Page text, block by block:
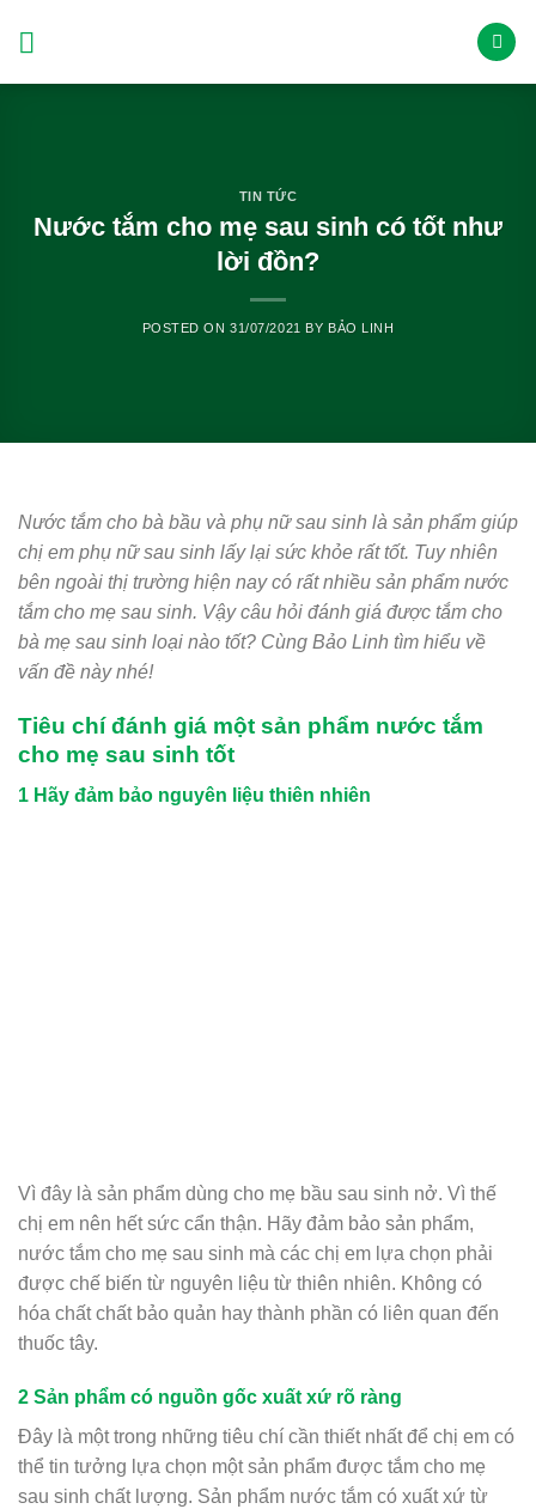
TIN TỨC
Nước tắm cho mẹ sau sinh có tốt như
lời đồn?
POSTED ON31/07/2021 BY BẢO LINH
Nước tắm cho bà bầu và phụ nữ sau sinh là sản phẩm giúp
chị em phụ nữ sau sinh lấy lại sức khỏe rất tốt. Tuy nhiên
bên ngoài thị trường hiện nay có rất nhiều sản phẩm nước
tắm cho mẹ sau sinh. Vậy câu hỏi đánh giá được tắm cho
bà mẹ sau sinh loại nào tốt? Cùng Bảo Linh tìm hiểu về
vấn đề này nhé!
Tiêu chí đánh giá một sản phẩm nước tắm
cho mẹ sau sinh tốt
1 Hãy đảm bảo nguyên liệu thiên nhiên
Vì đây là sản phẩm dùng cho mẹ bầu sau sinh nở. Vì thế
chị em nên hết sức cẩn thận. Hãy đảm bảo sản phẩm,
nước tắm cho mẹ sau sinh mà các chị em lựa chọn phải
được chế biến từ nguyên liệu từ thiên nhiên. Không có
hóa chất chất bảo quản hay thành phần có liên quan đến
thuốc tây.
2 Sản phẩm có nguồn gốc xuất xứ rõ ràng
Đây là một trong những tiêu chí cần thiết nhất để chị em có
thể tin tưởng lựa chọn một sản phẩm được tắm cho mẹ
sau sinh chất lượng. Sản phẩm nước tắm có xuất xứ từ